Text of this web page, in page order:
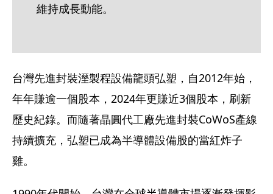
維持成長動能。
台灣先進封裝溼製程設備龍頭弘塑，自2012年始，
年年賺逾一個股本，2024年更賺近3個股本，刷新
歷史紀錄。而隨著晶圓代工廠先進封裝CoWoS產線
持續擴充，弘塑已成為半導體設備股的當紅炸子
雞。